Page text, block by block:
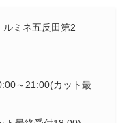
ミネ五反田第2
～21:00(カット最